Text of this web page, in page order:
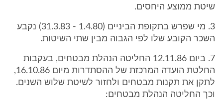
שיטת ממוצע היחסים.
3. מי שפרש בתקופת הביניים (1.4.80 - 31.3.83) נקבע
השכר הקובע שלו לפי הגבוה מבין שתי השיטות.
7. ביום 12.11.86 החליטה הנהלת מבטחים, בעקבות
החלטת הועדה המרכזת של ההסתדרות מיום 16.10.86,
לתקן את תקנות מבטחים ולחזור לשיטת שלוש השנים.
וכך החליטה הנהלת מבטחים: